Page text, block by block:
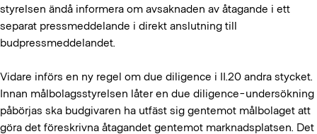
styrelsen ändå informera om avsaknaden av åtagande i ett
separat pressmeddelande i direkt anslutning till
budpressmeddelandet.
Vidare införs en ny regel om due diligence i II.20 andra stycket.
Innan målbolagsstyrelsen låter en due diligence-undersökning
påbörjas ska budgivaren ha utfäst sig gentemot målbolaget att
göra det föreskrivna åtagandet gentemot marknadsplatsen. Det